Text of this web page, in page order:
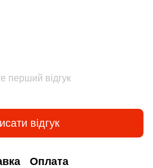
перший відгук
відгук
Оплата